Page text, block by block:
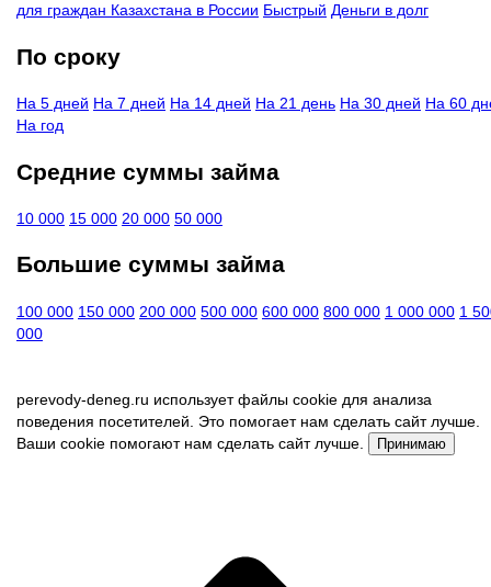
для граждан Казахстана в России Быстрый Деньги в долг
По сроку
На 5 дней На 7 дней На 14 дней На 21 день На 30 дней На 60
На год
Средние суммы займа
10 000 15 000 20 000 50 000
Большие суммы займа
100 000 150 000 200 000 500 000 600 000 800 000 1 000 000 1
000
perevody-deneg.ru использует файлы cookie для анализа
поведения посетителей. Это помогает нам сделать сайт лучше.
Ваши cookie помогают нам сделать сайт лучше.
Принимаю